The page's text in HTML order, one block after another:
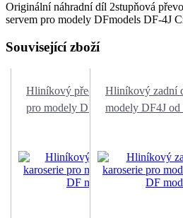
Originální náhradní díl 2stupňová
servem pro modely DFmodels DF-4J
Související zboží
Hliníkový přední držák karoserie
pro modely DF4J od DF models
Hliníkový zadní
modely DF4J